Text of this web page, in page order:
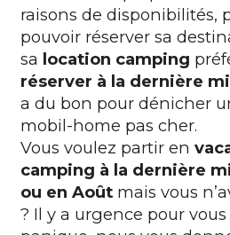
raisons de disponibilités,
pouvoir réserver sa
sa location camping
réserver à la dernière
a du bon pour dénicher
mobil-home pas cher.
Vous voulez partir en
camping à la dernière
ou en Août mais vous
? Il y a urgence pour